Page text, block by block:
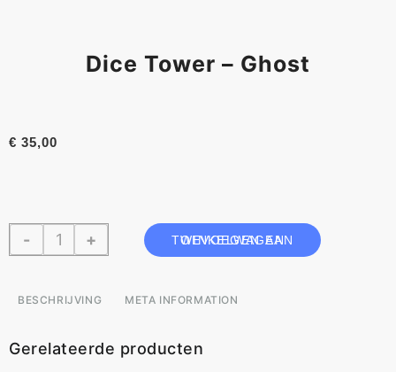
Dice Tower – Ghost
€ 35,00
-
Dice
Tower
Ghost
+ TOEVOEGEN AAN WINKELWAGEN
BESCHRIJVING META INFORMATION
Gerelateerde producten